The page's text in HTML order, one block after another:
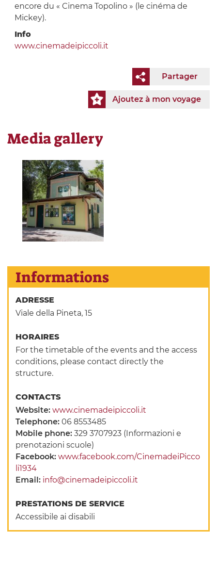
encore du « Cinema Topolino » (le cinéma de
Mickey).
Info
www.cinemadeipiccoli.it
Partager
Ajoutez à mon voyage
Media gallery
Informations
ADRESSE
Viale della Pineta, 15
HORAIRES
For the timetable of the events and the access
conditions, please contact directly the
structure.
CONTACTS
Website:www.cinemadeipiccoli.it
Telephone:06 8553485
Mobile phone:329 3707923 (Informazioni e
prenotazioni scuole)
Facebook:www.facebook.com/CinemadeiPicco
li1934
Email: info@cinemadeipiccoli.it
PRESTATIONS DE SERVICE
Accessibile ai disabili